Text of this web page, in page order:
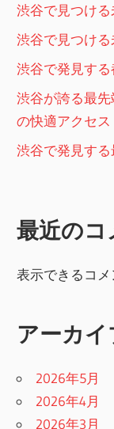
渋谷で見つけ
渋谷で見つけ
渋谷で発見す
渋谷が誇る最
の快適アクセス
渋谷で発見す
最近のコ
表示できるコメ
アーカイ
2026年5月
2026年4月
2026年3月